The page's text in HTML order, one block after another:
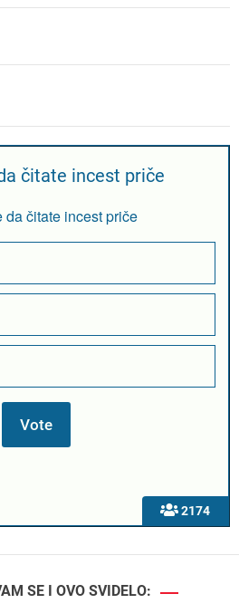
2174
čitate incest priče
da čitate incest priče
SE I OVO SVIDELO: